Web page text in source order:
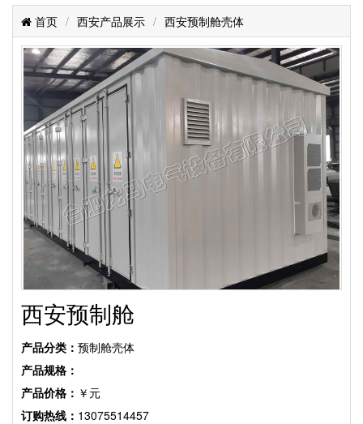
首页 / 西安产品展示 / 西安预制舱壳体
西安预制舱
产品分类： 预制舱壳体
产品规格：
产品价格： ￥元
订购热线： 13075514457